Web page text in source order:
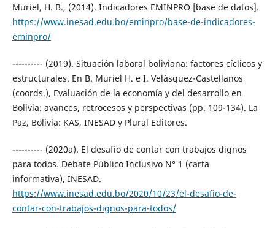
Muriel, H. B., (2014). Indicadores EMINPRO [base de datos].
https://www.inesad.edu.bo/eminpro/base-de-indicadores-
eminpro/
---------- (2019). Situación laboral boliviana: factores cíclicos y
estructurales. En B. Muriel H. e I. Velásquez-Castellanos
(coords.), Evaluación de la economía y del desarrollo en
Bolivia: avances, retrocesos y perspectivas (pp. 109-134). La
Paz, Bolivia: KAS, INESAD y Plural Editores.
---------- (2020a). El desafío de contar con trabajos dignos
para todos. Debate Público Inclusivo N° 1 (carta
informativa), INESAD.
https://www.inesad.edu.bo/2020/10/23/el-desafio-de-
contar-con-trabajos-dignos-para-todos/